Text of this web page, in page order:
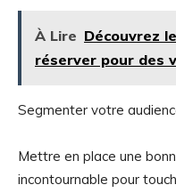
À Lire Découvrez
réserver pour des
Segmenter votre
Mettre en place une
incontournable pour